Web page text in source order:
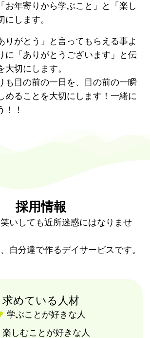
お年寄りから学ぶこと」と「楽し
にします。
りがとう」と言ってもらえる事よ
に「ありがとうございます」と伝
大切にします。
も目の前の一日を、目の前の一瞬
めることを大切にします！一緒に
！！
採用情報
いしても近所迷惑にはなりませ
自分達で作るデイサービスです。
求めている人材
学ぶことが好きな人
楽しむことが好きな人